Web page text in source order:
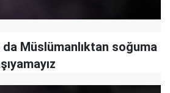
da Müslümanlıktan soğuma